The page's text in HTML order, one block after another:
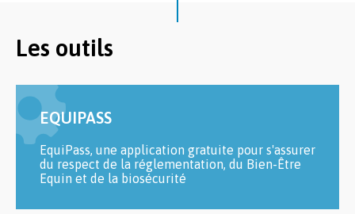
Les outils
EQUIPASS
EquiPass, une application gratuite pour s'assurer
du respect de la réglementation, du Bien-Être
Equin et de la biosécurité